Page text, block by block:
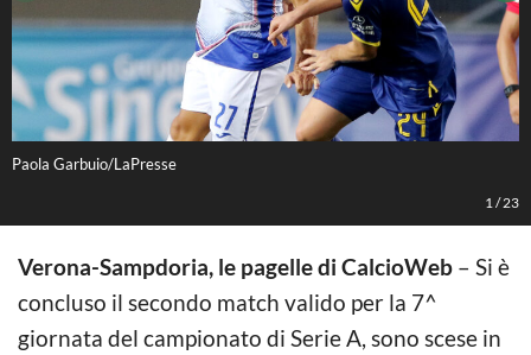
Paola Garbuio/LaPresse
1 /23
Verona-Sampdoria, le pagelle di CalcioWeb – Si è
concluso il secondo match valido per la 7^
giornata del campionato di Serie A, sono scese in